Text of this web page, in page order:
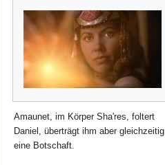
Amaunet, im Körper Sha'res, foltert
Daniel, überträgt ihm aber gleichzeitig
eine Botschaft.